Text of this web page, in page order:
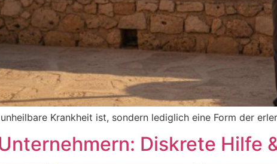
Krankheit ist, sondern lediglich eine Form der
Diskrete Hilfe